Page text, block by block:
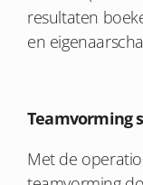
resultaten
en
Teamvorming
Met de